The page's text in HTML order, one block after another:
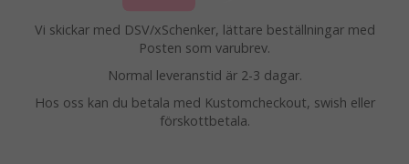
Vi skickar med DSV/xSchenker, lättare beställningar med
Posten som varubrev.
Normal leveranstid är 2-3 dagar.
Hos oss kan du betala med Kustomcheckout, swish eller
förskottbetala.